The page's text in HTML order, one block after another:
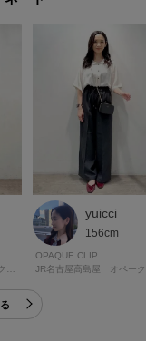
yuicci
156cm
OPAQUE.CLIP